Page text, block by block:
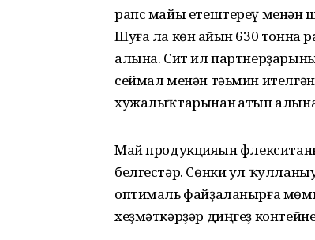
рапс майы етештереү менән
Шуға ла көн һайын 630 тонна
алына. Сит ил
сеймал менән тәьмин
хужалыҡтарынан һатып
Май продукцияһын
белгестәр. Сөнки ул
оптималь файҙаланырға
хеҙмәткәрҙәр диңгеҙ